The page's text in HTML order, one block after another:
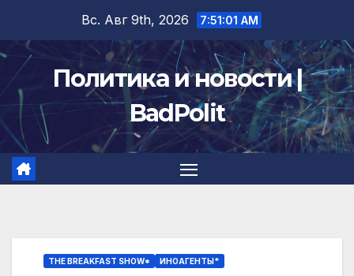
содержимому
Вс. Авг 9th, 2026 7:51:02 AM
Политика и новости |
BadPolit
THE BREAKFAST SHOW* ИНОАГЕНТЫ*